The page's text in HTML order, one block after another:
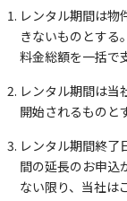
レンタル期間は物
きないものとする
料金総額を一括で
レンタル期間は当
開始されるものと
レンタル期間終
間の延長のお申込
ない限り、当社は